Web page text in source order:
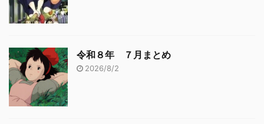
令和８年 ７月まとめ
2026/8/2